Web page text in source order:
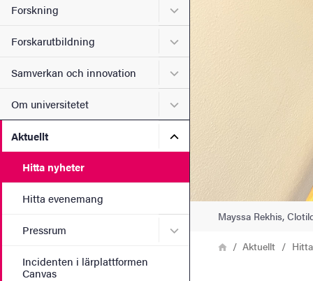
Forskning Undermeny för Forskning
Forskarutbildning Undermeny för
Samverkan och innovation Undermeny för
Om universitetet Undermeny för Om
Aktuellt Undermeny för Aktuellt
Hitta nyheter
Hitta evenemang
Pressrum Undermeny för Pressrum
Incidenten i lärplattformen
Canvas
Mayssa Rekhis,
LänkstigHemAktuellt